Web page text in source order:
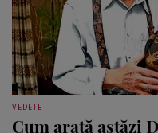
VEDETE
Cum arată astăzi